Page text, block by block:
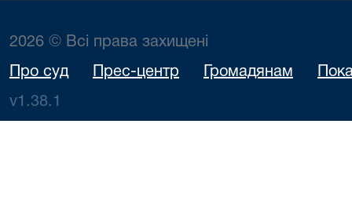
2026 © Всі права захищені
Про суд Прес-центр Громадянам
v1.38.1